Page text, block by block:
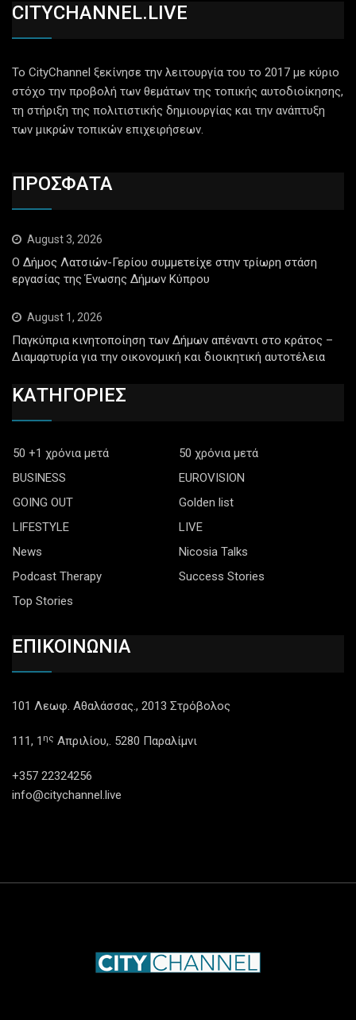
CITYCHANNEL.LIVE
Το CityChannel ξεκίνησε την λειτουργία του το 2017 με κύριο
στόχο την προβολή των θεμάτων της τοπικής αυτοδιοίκησης,
τη στήριξη της πολιτιστικής δημιουργίας και την ανάπτυξη
των μικρών τοπικών επιχειρήσεων.
ΠΡΟΣΦΑΤΑ
August 3, 2026
Ο Δήμος Λατσιών-Γερίου συμμετείχε στην τρίωρη στάση
εργασίας της Ένωσης Δήμων Κύπρου
August 1, 2026
Παγκύπρια κινητοποίηση των Δήμων απέναντι στο κράτος –
Διαμαρτυρία για την οικονομική και διοικητική αυτοτέλεια
ΚΑΤΗΓΟΡΙΕΣ
50 +1 χρόνια μετά
50 χρόνια μετά
BUSINESS
EUROVISION
GOING OUT
Golden list
LIFESTYLE
LIVE
News
Nicosia Talks
Podcast Therapy
Success Stories
Top Stories
ΕΠΙΚΟΙΝΩΝΙΑ
101 Λεωφ. Αθαλάσσας., 2013 Στρόβολος
111, 1 ης Απριλίου,. 5280 Παραλίμνι
+357 22324256
info@citychannel.live